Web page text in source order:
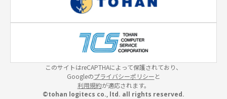
このサイトはreCAPTHAによって保護されており、
Googleのプライバシーポリシーと
利用規約が適応されます。
©tohan logitecs co., ltd. all rights reserved.